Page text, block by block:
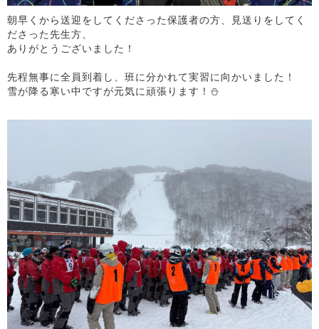
朝早くから送迎をしてくださった保護者の方、見送りをしてく
ださった先生方、
ありがとうございました！
先程無事に全員到着し、班に分かれて実習に向かいました！
雪が降る寒い中ですが元気に頑張ります！⛄